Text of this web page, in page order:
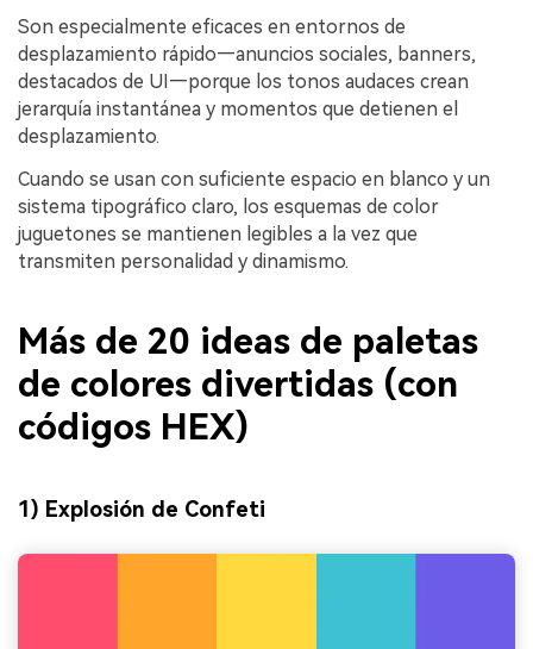
Son especialmente eficaces en entornos de
desplazamiento rápido—anuncios sociales, banners,
destacados de UI—porque los tonos audaces crean
jerarquía instantánea y momentos que detienen el
desplazamiento.
Cuando se usan con suficiente espacio en blanco y un
sistema tipográfico claro, los esquemas de color
juguetones se mantienen legibles a la vez que
transmiten personalidad y dinamismo.
Más de 20 ideas de paletas
de colores divertidas (con
códigos HEX)
1) Explosión de Confeti